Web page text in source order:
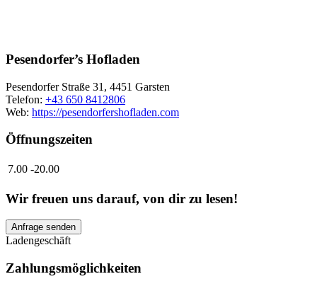
Pesendorfer’s Hofladen
Pesendorfer Straße 31, 4451 Garsten
Telefon: +43 650 8412806
Web: https://pesendorfershofladen.com
Öffnungszeiten
7.00 -20.00
Wir freuen uns darauf, von dir zu lesen!
Anfrage senden
Ladengeschäft
Zahlungsmöglichkeiten